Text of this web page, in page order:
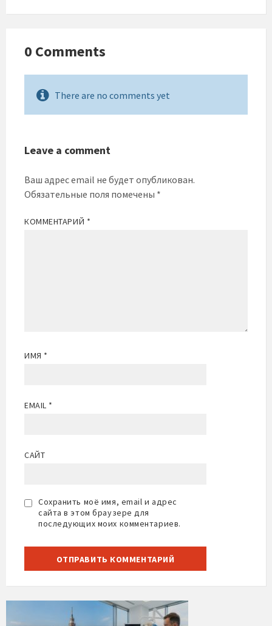
0 Comments
There are no comments yet
Leave a comment
Ваш адрес email не будет опубликован.
Обязательные поля помечены *
КОММЕНТАРИЙ *
ИМЯ *
EMAIL *
САЙТ
Сохранить моё имя, email и адрес
сайта в этом браузере для
последующих моих комментариев.